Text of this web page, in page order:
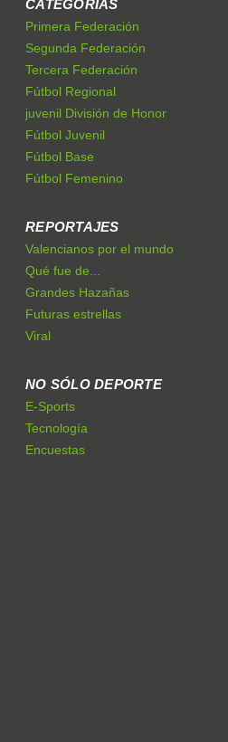
CATEGORÍAS
Primera Federación
Segunda Federación
Tercera Federación
Fútbol Regional
juvenil División de Honor
Fútbol Juvenil
Fútbol Base
Fútbol Femenino
REPORTAJES
Valencianos por el mundo
Qué fue de...
Grandes Hazañas
Futuras estrellas
Viral
NO SÓLO DEPORTE
E-Sports
Tecnología
Encuestas